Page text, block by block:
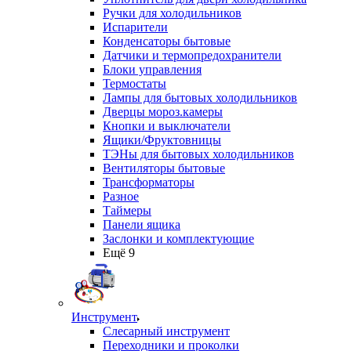
Ручки для холодильников
Испарители
Конденсаторы бытовые
Датчики и термопредохранители
Блоки управления
Термостаты
Лампы для бытовых холодильников
Дверцы мороз.камеры
Кнопки и выключатели
Ящики/Фруктовницы
ТЭНы для бытовых холодильников
Вентиляторы бытовые
Трансформаторы
Разное
Таймеры
Панели ящика
Заслонки и комплектующие
Ещё 9
Инструмент
Слесарный инструмент
Переходники и проколки